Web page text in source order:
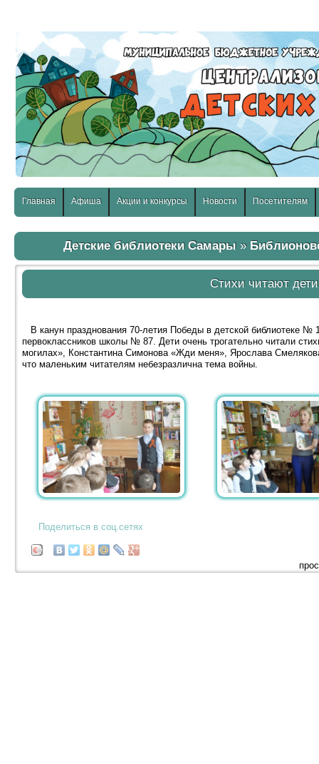
Главная Афиша Акции и конкурсы Новости Посетителям
Детские библиотеки Самары»
Стихи читают
В канун празднования 70-летия Победы в детской библиотеке №
первоклассников школы № 87. Дети очень трогательно читали
могилах», Константина Симонова «Жди меня», Ярослава
что маленьким читателям небезразлична тема войны.
Поделиться в соц.сетях